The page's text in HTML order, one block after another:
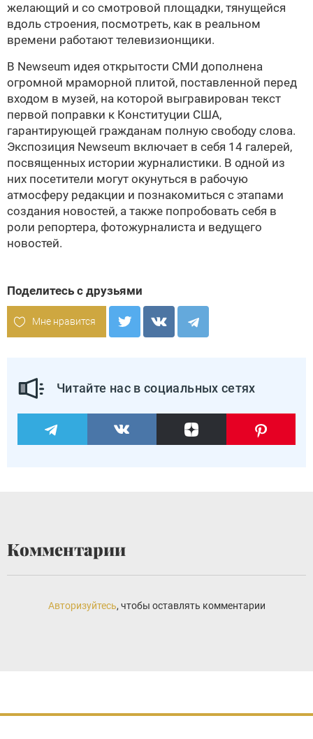
желающий и со смотровой площадки, тянущейся
вдоль строения, посмотреть, как в реальном
времени работают телевизионщики.
В Newseum идея открытости СМИ дополнена
огромной мраморной плитой, поставленной перед
входом в музей, на которой выгравирован текст
первой поправки к Конституции США,
гарантирующей гражданам полную свободу слова.
Экспозиция Newseum включает в себя 14 галерей,
посвященных истории журналистики. В одной из
них посетители могут окунуться в рабочую
атмосферу редакции и познакомиться с этапами
создания новостей, а также попробовать себя в
роли репортера, фотожурналиста и ведущего
новостей.
Поделитесь с друзьями
Мне нравится
Читайте нас в социальных сетях
Комментарии
Авторизуйтесь, чтобы оставлять комментарии